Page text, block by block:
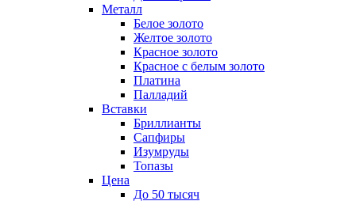
Металл
Белое золото
Желтое золото
Красное золото
Красное с белым золото
Платина
Палладий
Вставки
Бриллианты
Сапфиры
Изумруды
Топазы
Цена
До 50 тысяч